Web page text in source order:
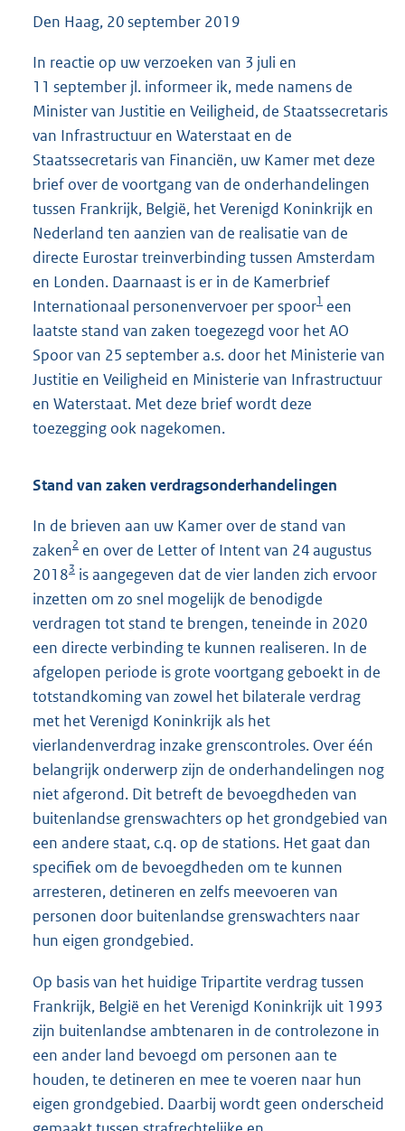
Den Haag, 20 september 2019
In reactie op uw verzoeken van 3 juli en
11 september jl. informeer ik, mede namens de
Minister van Justitie en Veiligheid, de Staatssecretaris
van Infrastructuur en Waterstaat en de
Staatssecretaris van Financiën, uw Kamer met deze
brief over de voortgang van de onderhandelingen
tussen Frankrijk, België, het Verenigd Koninkrijk en
Nederland ten aanzien van de realisatie van de
directe Eurostar treinverbinding tussen Amsterdam
en Londen. Daarnaast is er in de Kamerbrief
Internationaal personenvervoer per spoor1 een
laatste stand van zaken toegezegd voor het AO
Spoor van 25 september a.s. door het Ministerie van
Justitie en Veiligheid en Ministerie van Infrastructuur
en Waterstaat. Met deze brief wordt deze
toezegging ook nagekomen.
Stand van zaken verdragsonderhandelingen
In de brieven aan uw Kamer over de stand van
zaken2 en over de Letter of Intent van 24 augustus
20183 is aangegeven dat de vier landen zich ervoor
inzetten om zo snel mogelijk de benodigde
verdragen tot stand te brengen, teneinde in 2020
een directe verbinding te kunnen realiseren. In de
afgelopen periode is grote voortgang geboekt in de
totstandkoming van zowel het bilaterale verdrag
met het Verenigd Koninkrijk als het
vierlandenverdrag inzake grenscontroles. Over één
belangrijk onderwerp zijn de onderhandelingen nog
niet afgerond. Dit betreft de bevoegdheden van
buitenlandse grenswachters op het grondgebied van
een andere staat, c.q. op de stations. Het gaat dan
specifiek om de bevoegdheden om te kunnen
arresteren, detineren en zelfs meevoeren van
personen door buitenlandse grenswachters naar
hun eigen grondgebied.
Op basis van het huidige Tripartite verdrag tussen
Frankrijk, België en het Verenigd Koninkrijk uit 1993
zijn buitenlandse ambtenaren in de controlezone in
een ander land bevoegd om personen aan te
houden, te detineren en mee te voeren naar hun
eigen grondgebied. Daarbij wordt geen onderscheid